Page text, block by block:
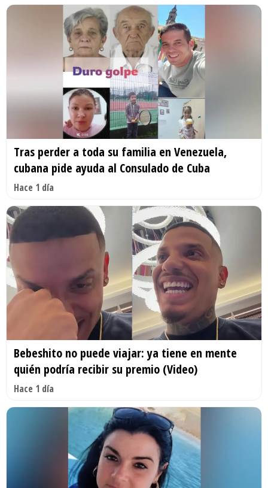
Tras perder a toda su familia en Venezuela,
cubana pide ayuda al Consulado de Cuba
Hace 1 día
Bebeshito no puede viajar: ya tiene en mente
quién podría recibir su premio (Video)
Hace 1 día